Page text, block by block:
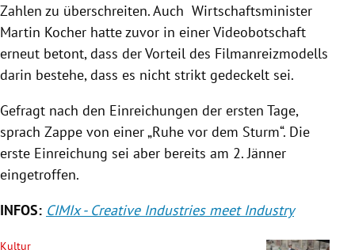
Zahlen zu überschreiten. Auch Wirtschaftsminister
Martin Kocher hatte zuvor in einer Videobotschaft
erneut betont, dass der Vorteil des Filmanreizmodells
darin bestehe, dass es nicht strikt gedeckelt sei.
Gefragt nach den Einreichungen der ersten Tage,
sprach Zappe von einer „Ruhe vor dem Sturm“. Die
erste Einreichung sei aber bereits am 2. Jänner
eingetroffen.
INFOS: CIMIx - Creative Industries meet Industry
Kultur